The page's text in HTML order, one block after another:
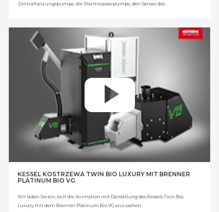
Zentralheizungspumpe, die Warmwasserpumpe, den Sensor des
Modul B – 2 Stück. (Option) + Modul C - 2 Stück (Option), die
Zirkulationspumpe (Option) und den Puffer (Option).
Zusatzausstattung: Außentemperaturfühler, Zentralheizungsfühler,
Warmwasserfühler, Fühler der Rücklauftemperatur, farbiges Zimmerpanel
ecoSTER TOUCH mit Fernsteuerung der Kesselsteuerung, programmierbarer,
kabelloser Zimmerthermostat mit Wocheneinstellung, programmierbarer,
kabelgestützter Zimmerthermostat mit Wocheneinstellung,
Temperaturfühler mit Einstellung, Lambdasondensatz EcoLAMBDA,
zusätzliches Erweiterungsmodul (B), zusätzliches Modul.
KESSEL KOSTRZEWA TWIN BIO LUXURY MIT BRENNER
PLATINUM BIO VG
Wir laden Sie ein, sich die Animation mit Darstellung des Kessels Twin Bio
Luxury mit dem Brenner Platinum Bio VG anzusehen.